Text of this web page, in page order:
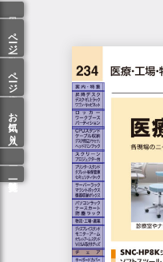
ページ一覧
ページ検索
お気に入り